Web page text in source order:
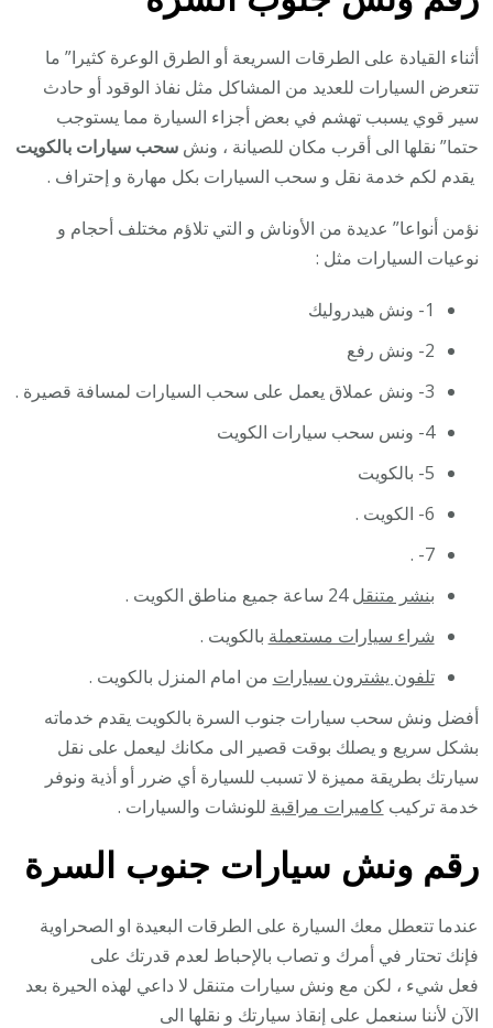
أثناء القيادة على الطرقات السريعة أو الطرق الوعرة كثيرا” ما
تتعرض السيارات للعديد من المشاكل مثل نفاذ الوقود أو حادث
سير قوي يسبب تهشم في بعض أجزاء السيارة مما يستوجب
حتما” نقلها الى أقرب مكان للصيانة ، ونشسحب سيارات بالكويت
يقدم لكم خدمة نقل و سحب السيارات بكل مهارة و إحتراف .
نؤمن أنواعا” عديدة من الأوناش و التي تلاؤم مختلف أحجام و
نوعيات السيارات مثل :
1- ونش هيدروليك
2- ونش رفع
3- ونش عملاق يعمل على سحب السيارات لمسافة قصيرة .
4- ونس سحب سيارات الكويت
5- بالكويت
6- الكويت .
7- .
بنشر متنقل24 ساعة جميع مناطق الكويت .
شراء سيارات مستعملة بالكويت .
تلفون يشترون سيارات من امام المنزل بالكويت .
أفضل ونش سحب سيارات جنوب السرة بالكويت يقدم خدماته
بشكل سريع و يصلك بوقت قصير الى مكانك ليعمل على نقل
سيارتك بطريقة مميزة لا تسبب للسيارة أي ضرر أو أذية ونوفر
خدمة تركيبكاميرات مراقبة للونشات والسيارات .
رقمونش سيارات جنوب السرة
عندما تتعطل معك السيارة على الطرقات البعيدة او الصحراوية
فإنك تحتار في أمرك و تصاب بالإحباط لعدم قدرتك على
فعل شيء ، لكن مع ونش سيارات متنقل لا داعي لهذه الحيرة بعد
الآن لأننا سنعمل على إنقاذ سيارتك و نقلها الى